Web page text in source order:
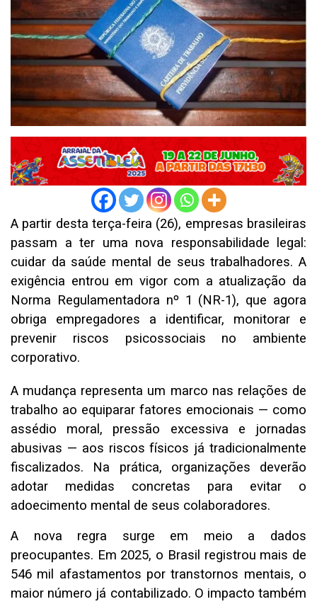
A partir desta terça-feira (26), empresas brasileiras
passam a ter uma nova responsabilidade legal:
cuidar da saúde mental de seus trabalhadores. A
exigência entrou em vigor com a atualização da
Norma Regulamentadora nº 1 (NR-1), que agora
obriga empregadores a identificar, monitorar e
prevenir riscos psicossociais no ambiente
corporativo.
A mudança representa um marco nas relações de
trabalho ao equiparar fatores emocionais — como
assédio moral, pressão excessiva e jornadas
abusivas — aos riscos físicos já tradicionalmente
fiscalizados. Na prática, organizações deverão
adotar medidas concretas para evitar o
adoecimento mental de seus colaboradores.
A nova regra surge em meio a dados
preocupantes. Em 2025, o Brasil registrou mais de
546 mil afastamentos por transtornos mentais, o
maior número já contabilizado. O impacto também